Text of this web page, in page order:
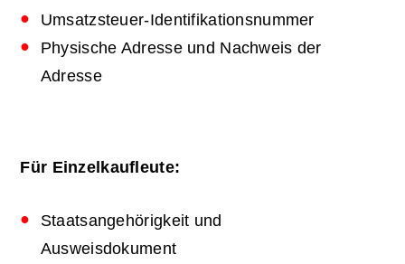
Umsatzsteuer-Identifikationsnummer
Physische Adresse und Nachweis der
Adresse
Für Einzelkaufleute:
Staatsangehörigkeit und
Ausweisdokument